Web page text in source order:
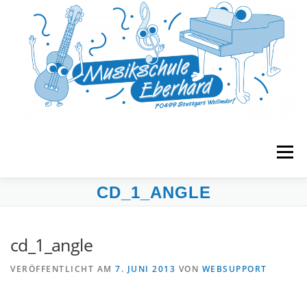
springen
Menü
MUSIKGARTEN
UNTERRICHT
CD_1_ANGLE
cd_1_angle
VERÖFFENTLICHT AM 7. JUNI 2013 VON WEBSUPPORT